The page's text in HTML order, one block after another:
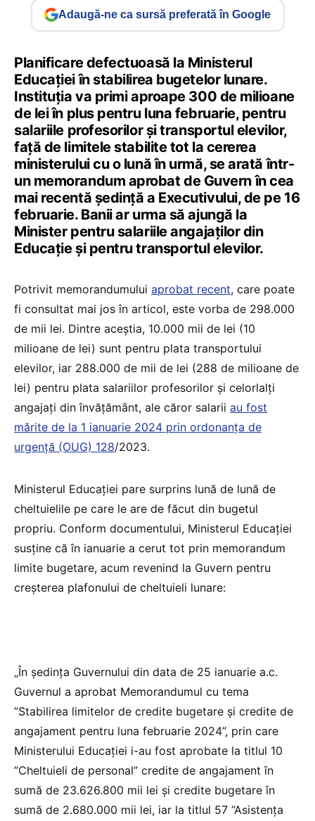
Adaugă-ne ca sursă preferată în Google
Planificare defectuoasă la Ministerul
Educației în stabilirea bugetelor lunare.
Instituția va primi aproape 300 de milioane
de lei în plus pentru luna februarie, pentru
salariile profesorilor și transportul elevilor,
față de limitele stabilite tot la cererea
ministerului cu o lună în urmă, se arată într-
un memorandum aprobat de Guvern în cea
mai recentă ședință a Executivului, de pe 16
februarie. Banii ar urma să ajungă la
Minister pentru salariile angajaților din
Educație și pentru transportul elevilor.
Potrivit memorandumului aprobat recent, care poate
fi consultat mai jos în articol, este vorba de 298.000
de mii lei. Dintre aceștia, 10.000 mii de lei (10
milioane de lei) sunt pentru plata transportului
elevilor, iar 288.000 de mii de lei (288 de milioane de
lei) pentru plata salariilor profesorilor și celorlalți
angajați din învățământ, ale căror salarii au fost
mărite de la 1 ianuarie 2024 prin ordonanța de
urgență (OUG) 128/2023.
Ministerul Educației pare surprins lună de lună de
cheltuielile pe care le are de făcut din bugetul
propriu. Conform documentului, Ministerul Educației
susține că în ianuarie a cerut tot prin memorandum
limite bugetare, acum revenind la Guvern pentru
creșterea plafonului de cheltuieli lunare:
„În ședința Guvernului din data de 25 ianuarie a.c.
Guvernul a aprobat Memorandumul cu tema
”Stabilirea limitelor de credite bugetare și credite de
angajament pentru luna februarie 2024”, prin care
Ministerului Educației i-au fost aprobate la titlul 10
”Cheltuieli de personal” credite de angajament în
sumă de 23.626.800 mii lei și credite bugetare în
sumă de 2.680.000 mii lei, iar la titlul 57 ”Asistența